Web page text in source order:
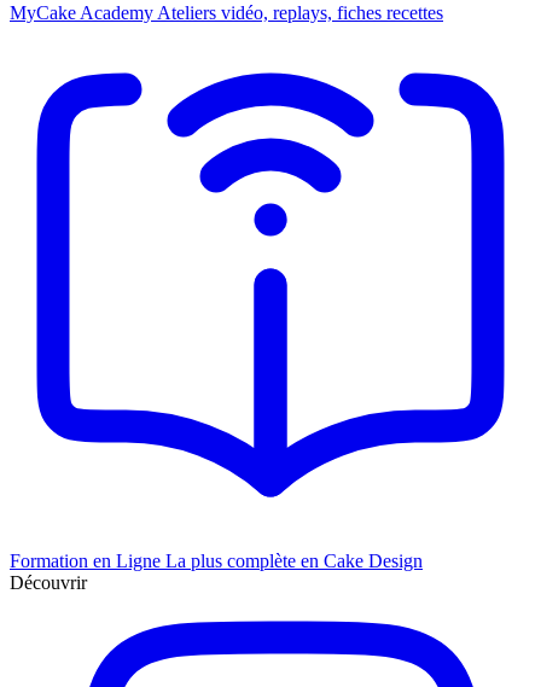
MyCake Academy Ateliers vidéo, replays, fiches recettes
Formation en Ligne La plus complète en Cake Design
Découvrir